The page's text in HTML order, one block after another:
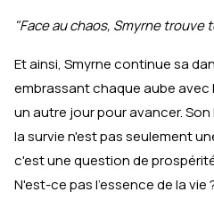
"Face au chaos, Smyrne
Et ainsi, Smyrne continue sa
embrassant chaque aube avec
un autre jour pour avancer.
la survie n'est pas seulement
c'est une question de
N'est-ce pas l'essence de la vie